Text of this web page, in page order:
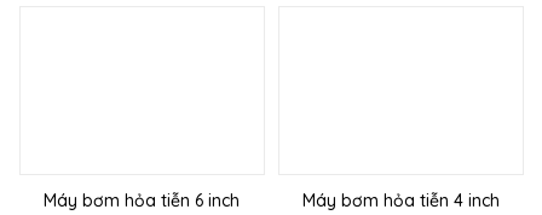
Máy bơm hỏa tiễn 6 inch
Máy bơm hỏa tiễn 4 inch